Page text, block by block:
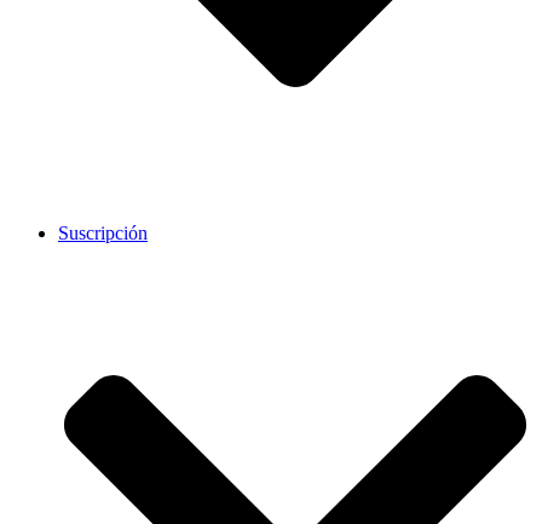
Suscripción